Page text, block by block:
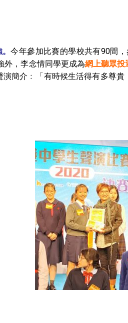
。今年參加比賽的學校共有90間
外，李念情同學更成為網上聽眾投
演簡介﹕「有時候生活得有多尊貴